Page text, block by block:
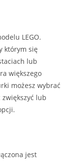
LEGO.
którym się
lub
większego
możesz wybrać
zwiększyć lub
jest